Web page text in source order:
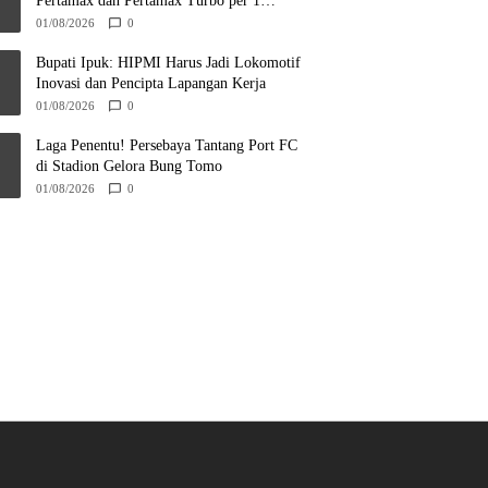
Agustus 2026
01/08/2026 0
Bupati Ipuk: HIPMI Harus Jadi Lokomotif
Inovasi dan Pencipta Lapangan Kerja
01/08/2026 0
Laga Penentu! Persebaya Tantang Port FC
di Stadion Gelora Bung Tomo
01/08/2026 0